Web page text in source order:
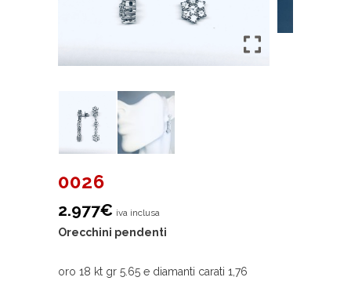
0026
2.977€ iva inclusa
Orecchini pendenti
oro 18 kt gr 5.65 e diamanti carati 1,76